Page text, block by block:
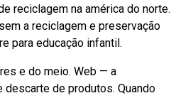
reciclagem na américa do norte.
a reciclagem e preservação
para educação infantil.
e do meio. Web — a
de produtos. Quando